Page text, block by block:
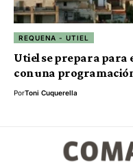
REQUENA - UTIEL
Utiel se prepara para
con una
PorToni Cuquerella